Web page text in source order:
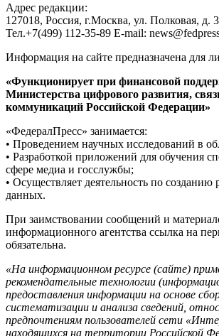
Адрес редакции:
127018, Россия, г.Москва, ул. Полковая, д.
Тел.+7(499) 112-35-89 E-mail:
Информация на сайте предназначена для
«Функционирует при финансовой
Министерства цифрового развития,
коммуникаций Российской Федерации»
«ФедералПресс» занимается:
• Проведением научных исследований в
• Разработкой приложений для обучения
сфере медиа и госслужбы;
• Осуществляет деятельность по созданию
данных.
При заимствовании сообщений и
информационного агентства ссылка на
обязательна.
«На информационном ресурсе (сайте)
рекомендательные технологии
предоставления информации на основе
систематизации и анализа сведений,
предпочтениям пользователей сети
находящихся на территории Российской